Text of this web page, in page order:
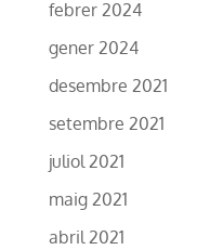
febrer 2024
gener 2024
desembre 2021
setembre 2021
juliol 2021
maig 2021
abril 2021